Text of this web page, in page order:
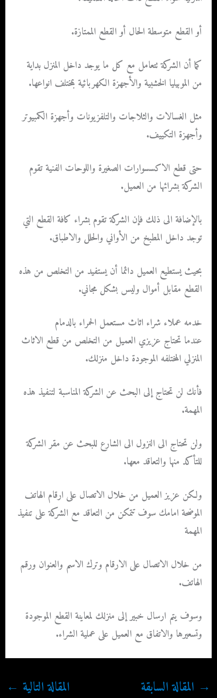
أو القطع متوسطة الحال أو القطع الممتازة.
كما أن الشركة تتعامل مع كل ما يوجد داخل المنزل بداية
من الموبيليا الخشبية والأجهزة الكهربائية بمختلف انواعها.
مثل الغسالات والثلاجات والتلفزيونات وأجهزة الكمبيوتر
وأجهزة التكييف.
حتى قطع الاكسسوارات الصغيرة واللوحات الفنية تقوم
الشركة بشرائها من العميل.
بالإضافة الى ذلك فإن الشركة تقوم بشراء كافة القطع التي
توجد داخل المطبخ من الأواني والحلل والاطباق.
بحيث يستطيع العميل دائما أن يستفيد من التخلص من هذه
القطع مقابل أموال وليس بشكل مجاني.
خدمه عملاء شراء اثاث مستعمل الحمراء بالدمام
عندما تحتاج عزيزي العميل من التخلص من قطع الاثاث
المنزلي المختلفه الموجودة داخل منزلك.
فأنك لن تحتاج إلى البحث عن الشركة المناسبة لتنفيذ هذه
المهمة.
ولن تحتاج الى النزول الى الشارع للبحث عن مقر الشركة
للتأكد منها والتعاقد معها.
ولكن عزيز العميل من خلال الاتصال على ارقام الهاتف
الموضحة امامك سوف تتمكن من التعاقد مع الشركة على تنفيذ
المهمة
من خلال الاتصال على الارقام وترك الاسم والعنوان ورقم
الهاتف.
وسوف يتم ارسال خبير إلى منزلك لمعاينة القطع الموجودة
وتسعيرها والاتفاق مع العميل على عملية الشراء.
→ المقالة السابقة المقالة التالية ←